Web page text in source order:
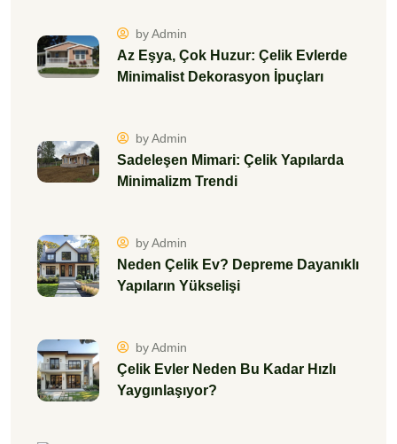
by Admin
Az Eşya, Çok Huzur: Çelik Evlerde
Minimalist Dekorasyon İpuçları
by Admin
Sadeleşen Mimari: Çelik Yapılarda
Minimalizm Trendi
by Admin
Neden Çelik Ev? Depreme Dayanıklı
Yapıların Yükselişi
by Admin
Çelik Evler Neden Bu Kadar Hızlı
Yaygınlaşıyor?